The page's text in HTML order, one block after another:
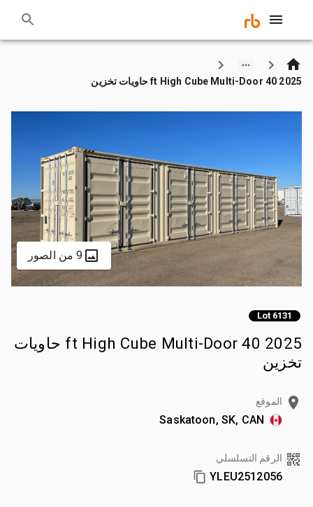
2025 40 ft High Cube Multi-Door حاويات تخزين
9 من الصور
Lot 6131
2025 40 ft High Cube Multi-Door حاويات
تخزين
الموقع
Saskatoon, SK, CAN
الرقم التسلسلي
YLEU2512056